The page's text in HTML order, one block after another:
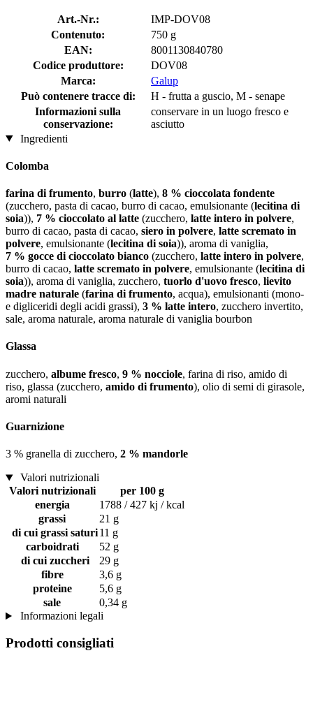
Art.-Nr.:
IMP-DOV08
Contenuto:
750 g
EAN:
8001130840780
Codice produttore:
DOV08
Marca:
Galup
Può contenere tracce di:
H - frutta a guscio, M - senape
Informazioni sulla
conservazione:
conservare in un luogo fresco e
asciutto
Ingredienti
Colomba
farina di frumento, burro (latte), 8 % cioccolata fondente
(zucchero, pasta di cacao, burro di cacao, emulsionante (lecitina di
soia)), 7 % cioccolato al latte (zucchero, latte intero in polvere,
burro di cacao, pasta di cacao, siero in polvere, latte scremato in
polvere, emulsionante (lecitina di soia)), aroma di vaniglia,
7 % gocce di cioccolato bianco (zucchero, latte intero in polvere,
burro di cacao, latte scremato in polvere, emulsionante (lecitina di
soia)), aroma di vaniglia, zucchero, tuorlo d'uovo fresco, lievito
madre naturale (farina di frumento, acqua), emulsionanti (mono-
e digliceridi degli acidi grassi), 3 % latte intero, zucchero invertito,
sale, aroma naturale, aroma naturale di vaniglia bourbon
Glassa
zucchero, albume fresco, 9 % nocciole, farina di riso, amido di
riso, glassa (zucchero, amido di frumento), olio di semi di girasole,
aromi naturali
Guarnizione
3 % granella di zucchero, 2 % mandorle
Valori nutrizionali
Valori nutrizionali
per 100 g
energia
1788 / 427 kj / kcal
grassi
21 g
di cui grassi saturi11 g
carboidrati
52 g
di cui zuccheri
29 g
fibre
3,6 g
proteine
5,6 g
sale
0,34 g
Informazioni legali
Prodotti consigliati